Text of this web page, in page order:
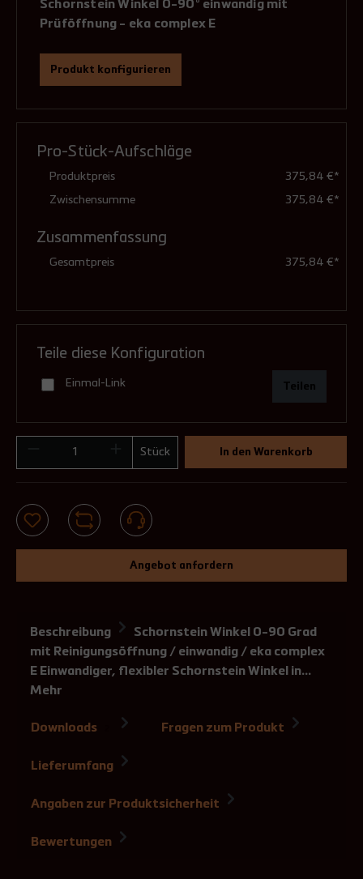
Schornstein Winkel 0-90° einwandig mit
Prüföffnung - eka complex E
Produkt konfigurieren
druckdicht (mit Dichtungen)
Pro-Stück-Aufschläge
Produktpreis 375,84 €*
Zwischensumme 375,84 €*
Zusammenfassung
Gesamtpreis 375,84 €*
Teile diese Konfiguration
Einmal-Link Teilen
Stück In den Warenkorb
Angebot anfordern
Beschreibung
Schornstein Winkel 0-90 Grad
mit Reinigungsöffnung / einwandig / eka complex
E Einwandiger, flexibler Schornstein Winkel in…
Mehr
Downloads Fragen zum Produkt
Lieferumfang
Angaben zur Produktsicherheit
Bewertungen